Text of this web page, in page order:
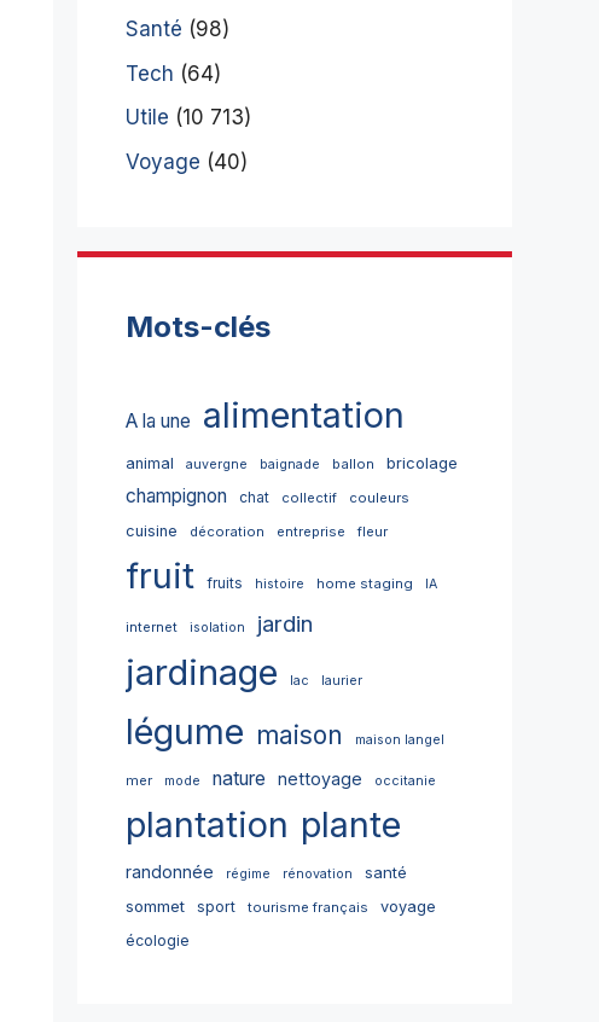
Santé (98)
Tech (64)
Utile (10 713)
Voyage (40)
Mots-clés
A la une alimentation
animal auvergne baignade ballon bricolage
champignon chat collectif couleurs
cuisine décoration entreprise fleur
fruit fruits histoire home staging IA
internet isolation jardin
jardinage lac laurier
légume maison maison langel
mer mode nature nettoyage occitanie
plantation plante
randonnée régime rénovation
santé
sommet
sport tourisme français
voyage
écologie